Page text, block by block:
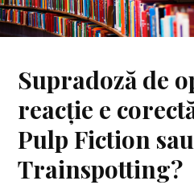
Supradoză de
reacție e
Pulp Fiction
Trainspotting?